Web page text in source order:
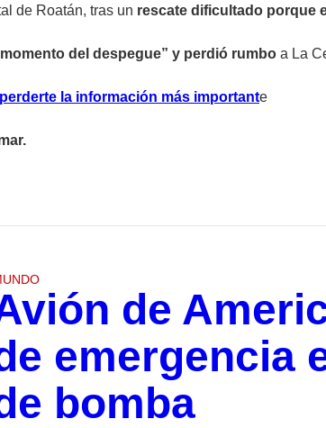
de Roatán, tras un rescate dificultado porque
del despegue” y perdió rumbo a La
la información más importante
de
emergencia
bomba